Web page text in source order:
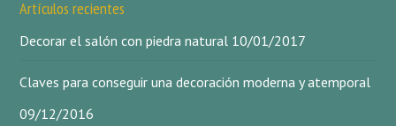
Artículos recientes
Decorar el salón con piedra natural 10/01/2017
Claves para conseguir una decoración moderna y atemporal
09/12/2016